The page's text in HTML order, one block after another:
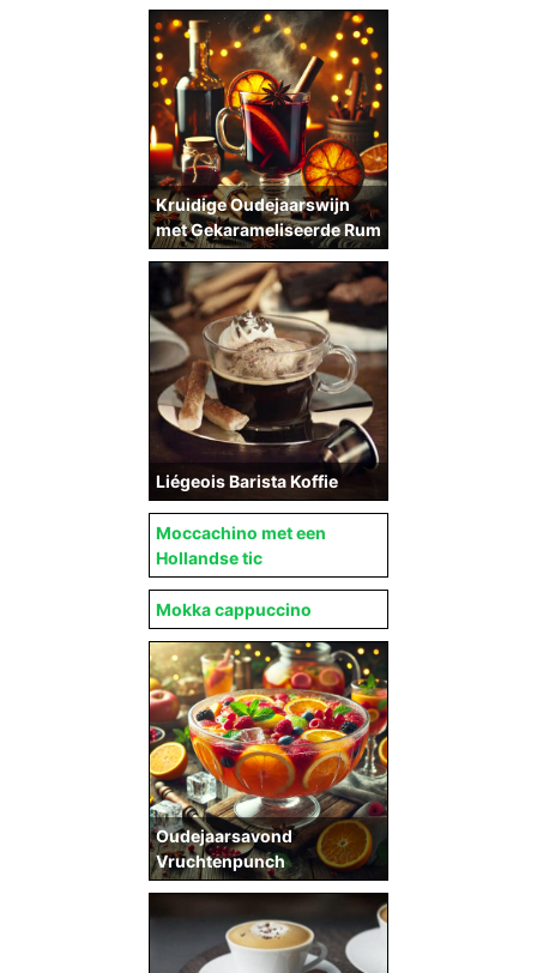
Kruidige Oudejaarswijn
met Gekarameliseerde Rum
Liégeois Barista Koffie
Moccachino met een
Hollandse tic
Mokka cappuccino
Oudejaarsavond
Vruchtenpunch